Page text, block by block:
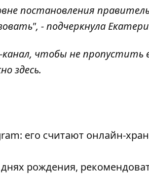
постановления
- подчеркнула
канал, чтобы не пропустить
здесь.
его считают онлайн-
рождения,